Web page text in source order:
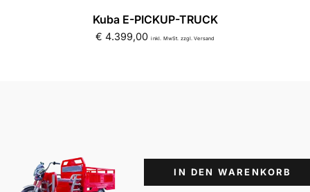
Kuba E-PICKUP-TRUCK
€ 4.399,00 inkl. MwSt. zzgl. Versand
IN DEN WARENKORB